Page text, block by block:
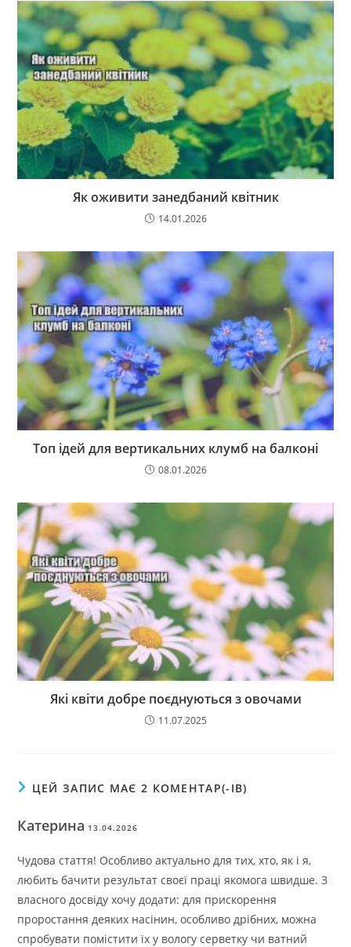
Як оживити занедбаний квітник
14.01.2026
Топ ідей для вертикальних клумб на балконі
08.01.2026
Які квіти добре поєднуються з овочами
11.07.2025
ЦЕЙ ЗАПИС МАЄ 2 КОМЕНТАР(-ІВ)
Катерина 13.04.2026
Чудова стаття! Особливо актуально для тих, хто, як і я,
любить бачити результат своєї праці якомога швидше. З
власного досвіду хочу додати: для прискорення
проростання деяких насінин, особливо дрібних, можна
спробувати помістити їх у вологу серветку чи ватний